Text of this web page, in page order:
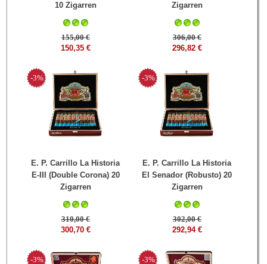
10 Zigarren
155,00 €
150,35 €
Zigarren
306,00 €
296,82 €
E. P. Carrillo La Historia
E-III (Double Corona) 20
Zigarren
310,00 €
300,70 €
-3%
E. P. Carrillo La Historia
El Senador (Robusto) 20
Zigarren
302,00 €
292,94 €
-3%
-3% -3%